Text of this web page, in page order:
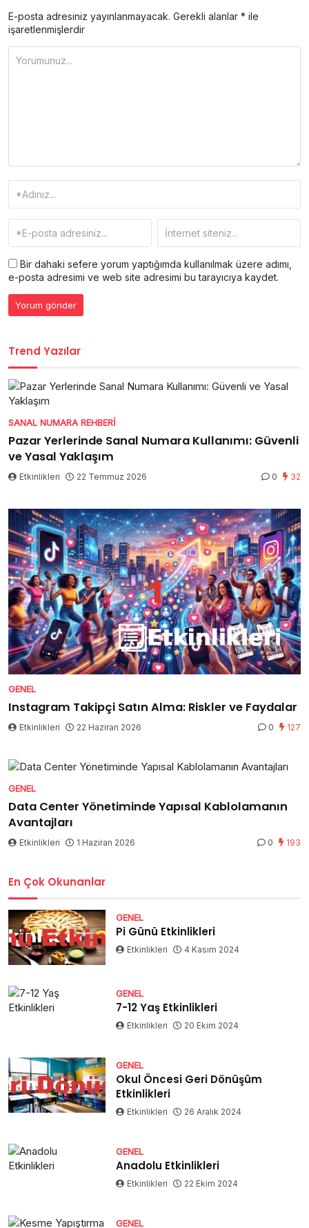
E-posta adresiniz yayınlanmayacak. Gerekli alanlar * ile
işaretlenmişlerdir
Bir dahaki sefere yorum yaptığımda kullanılmak üzere adımı,
e-posta adresimi ve web site adresimi bu tarayıcıya kaydet.
Trend Yazılar
SANAL NUMARA REHBERI
Pazar Yerlerinde Sanal Numara Kullanımı: Güvenli
ve Yasal Yaklaşım
Etkinlikleri 22 Temmuz 2026 0 32
GENEL
Instagram Takipçi Satın Alma: Riskler ve Faydalar
Etkinlikleri 22 Haziran 2026 0 127
GENEL
Data Center Yönetiminde Yapısal Kablolamanın
Avantajları
Etkinlikleri 1 Haziran 2026 0 193
En Çok Okunanlar
GENEL
Pi Günü Etkinlikleri
Etkinlikleri 4 Kasım 2024
GENEL
7-12 Yaş Etkinlikleri
Etkinlikleri 20 Ekim 2024
GENEL
Okul Öncesi Geri Dönüşüm
Etkinlikleri
Etkinlikleri 26 Aralık 2024
GENEL
Anadolu Etkinlikleri
Etkinlikleri 22 Ekim 2024
GENEL